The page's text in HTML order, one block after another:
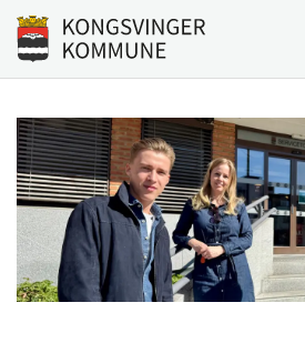
Til innhold
Gå til forsiden